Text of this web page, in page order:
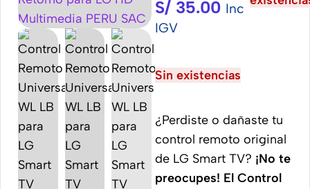
S/ 35.00 Inc
IGV
Sin existencias
¿Perdiste o dañaste tu
control remoto original
de LG Smart TV? ¡No te
preocupes! El Control